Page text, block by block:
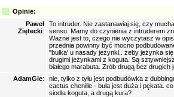
Opinie:
Paweł
Ziętecki:
To intruder. Nie zastanawiaj się, czy
sensu. Mamy do czynienia z intruderem
Ważne jest to, czego nie wyczytasz w
przednia powinny być mocno
"bulka' u nasady jeżynki.. żeby jeżynka
drugimi jeżynkami z koguta. Są
białego marabuta. Zrób drugą bez drugich
AdamGie:
nie, tylko z tyłu jest podbudówka z
cactus chenille - buła jest duża i pękata.
siodła koguta, a drugą kura?